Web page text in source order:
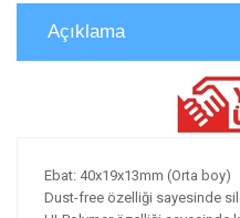
Açıklama
Ebat: 40x19x13mm (Orta boy)
Dust-free özelliği sayesinde